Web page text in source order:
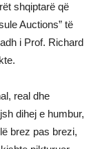
shqiptarë që
Auctions” të
i Prof. Richard
real dhe
dihej e humbur,
brez pas brezi,